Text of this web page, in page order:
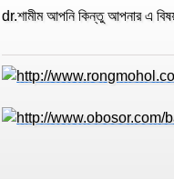
dr.শামীম আপনি কিন্তু আপনার এ